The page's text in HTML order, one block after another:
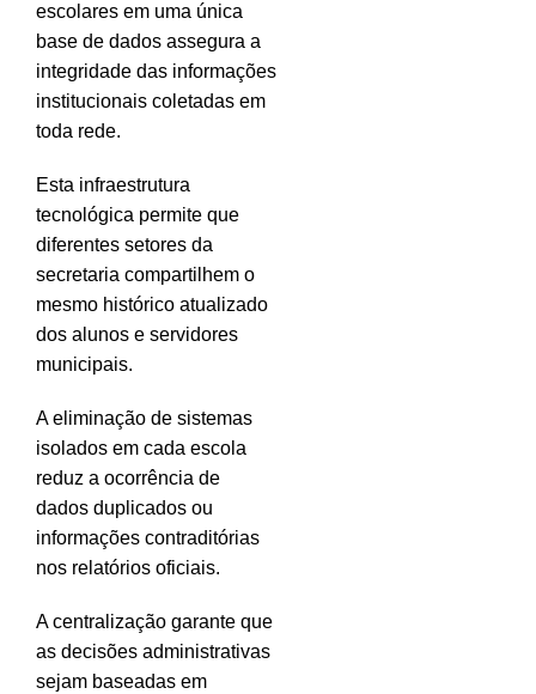
escolares em uma única
base de dados assegura a
integridade das informações
institucionais coletadas em
toda rede.
Esta infraestrutura
tecnológica permite que
diferentes setores da
secretaria compartilhem o
mesmo histórico atualizado
dos alunos e servidores
municipais.
A eliminação de sistemas
isolados em cada escola
reduz a ocorrência de
dados duplicados ou
informações contraditórias
nos relatórios oficiais.
A centralização garante que
as decisões administrativas
sejam baseadas em